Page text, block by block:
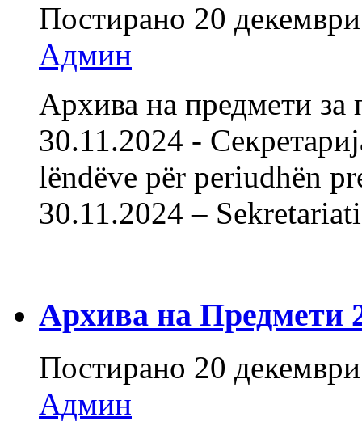
Постирано 20
Админ
Архива на предмети
30.11.2024 -
lëndëve për periudhën
30.11.2024 –
Архива на Предмети
Постирано 20
Админ